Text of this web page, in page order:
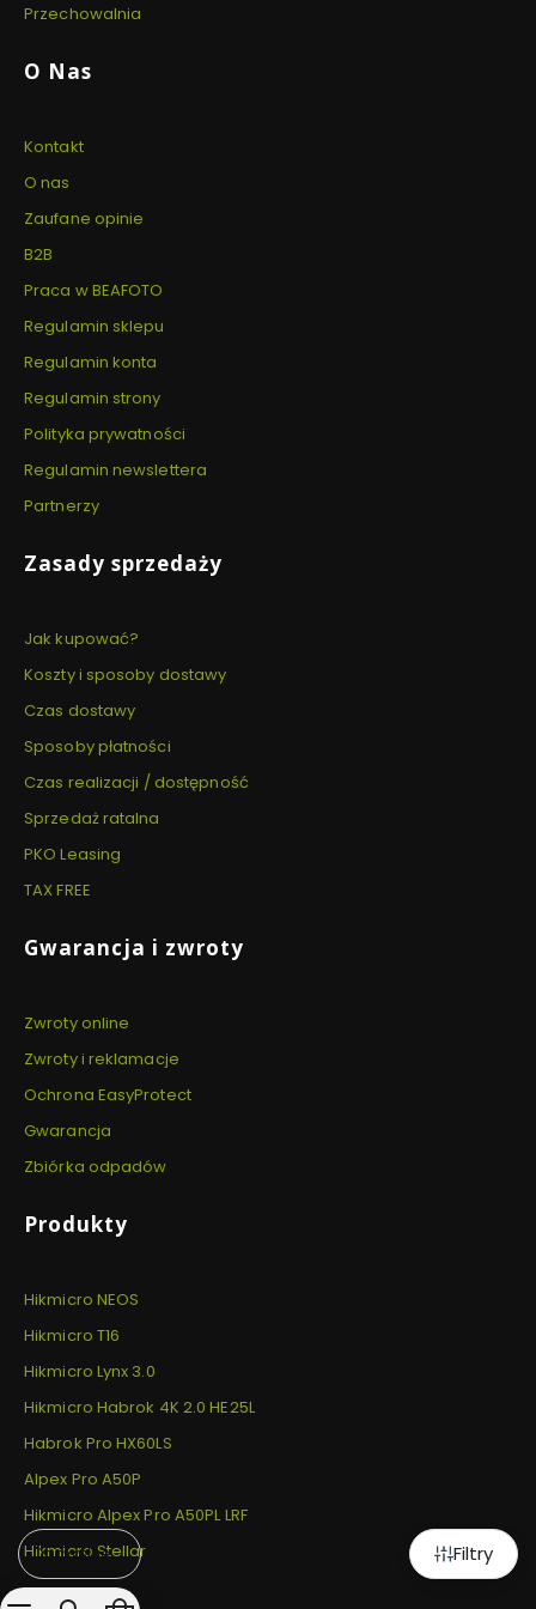
Filtry
Domyślne
Przechowalnia
O Nas
Kontakt
O nas
Zaufane opinie
B2B
Praca w BEAFOTO
Regulamin sklepu
Regulamin konta
Regulamin strony
Polityka prywatności
Regulamin newslettera
Partnerzy
Zasady sprzedaży
Jak kupować?
Koszty i sposoby dostawy
Czas dostawy
Sposoby płatności
Czas realizacji / dostępność
Sprzedaż ratalna
PKO Leasing
TAX FREE
Gwarancja i zwroty
Zwroty online
Zwroty i reklamacje
Ochrona EasyProtect
Gwarancja
Zbiórka odpadów
Produkty
Hikmicro NEOS
Hikmicro T16
Hikmicro Lynx 3.0
Hikmicro Habrok 4K 2.0 HE25L
Habrok Pro HX60LS
Alpex Pro A50P
Hikmicro Alpex Pro A50PL LRF
Hikmicro Stellar